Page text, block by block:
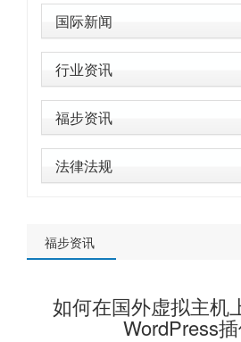
国际新闻
行业资讯
福步资讯
法律法规
福步资讯
如何在国外虚拟主机
WordPress插